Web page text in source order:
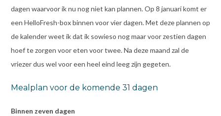
dagen waarvoor ik nu nog niet kan plannen. Op 8 januari komt er
een HelloFresh-box binnen voor vier dagen. Met deze plannen op
de kalender weet ik dat ik sowieso nog maar voor zestien dagen
hoef te zorgen voor eten voor twee. Na deze maand zal de
vriezer dus wel voor een heel eind leeg zijn gegeten.
Mealplan voor de komende 31 dagen
Binnen zeven dagen